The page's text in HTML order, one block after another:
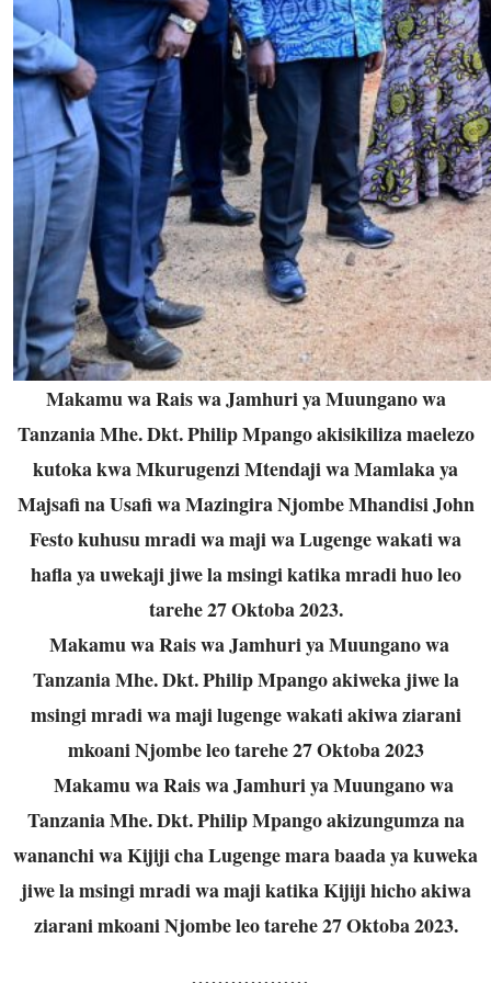
Makamu wa Rais wa Jamhuri ya Muungano wa
Tanzania Mhe. Dkt. Philip Mpango akisikiliza maelezo
kutoka kwa Mkurugenzi Mtendaji wa Mamlaka ya
Majsafi na Usafi wa Mazingira Njombe Mhandisi John
Festo kuhusu mradi wa maji wa Lugenge wakati wa
hafla ya uwekaji jiwe la msingi katika mradi huo leo
tarehe 27 Oktoba 2023.
Makamu wa Rais wa Jamhuri ya Muungano wa
Tanzania Mhe. Dkt. Philip Mpango akiweka jiwe la
msingi mradi wa maji lugenge wakati akiwa ziarani
mkoani Njombe leo tarehe 27 Oktoba 2023
Makamu wa Rais wa Jamhuri ya Muungano wa
Tanzania Mhe. Dkt. Philip Mpango akizungumza na
wananchi wa Kijiji cha Lugenge mara baada ya kuweka
jiwe la msingi mradi wa maji katika Kijiji hicho akiwa
ziarani mkoani Njombe leo tarehe 27 Oktoba 2023.